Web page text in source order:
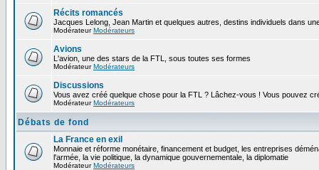
Récits romancés
Jacques Lelong, Jean Martin et quelques autres, destins individuels dans
ModérateurModérateurs
Avions
L'avion, une des stars de la FTL, sous toutes ses formes
ModérateurModérateurs
Discussions
Vous avez créé quelque chose pour la FTL ? Lâchez-vous ! Vous pouvez
ModérateurModérateurs
Débats de fond
La France en exil
Monnaie et réforme monétaire, financement et budget, les entreprises
l'armée, la vie politique, la dynamique gouvernementale, la diplomatie
ModérateurModérateurs